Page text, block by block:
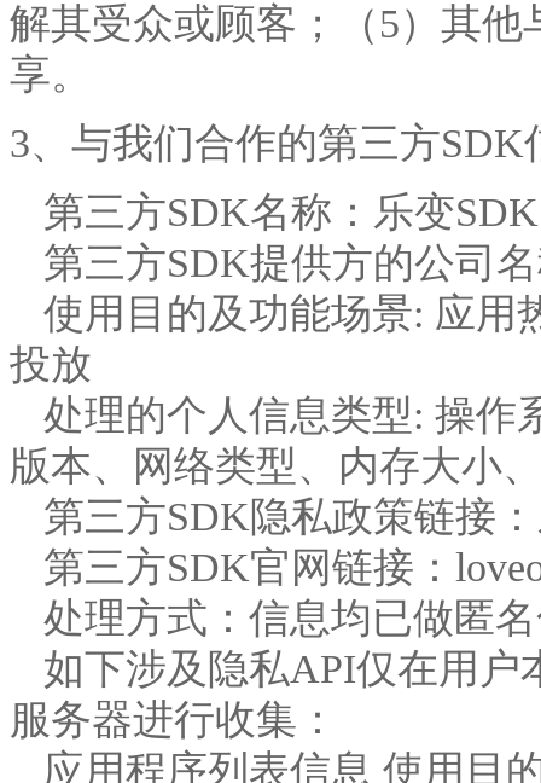
解其受众或顾客；（5）其他
享。
3、与我们合作的第三方SDK
第三方SDK名称：乐变SDK
第三方SDK提供方的公司
使用目的及功能场景: 应用
投放
处理的个人信息类型: 操作
版本、网络类型、内存大小
第三方SDK隐私政策链接
第三方SDK官网链接：
处理方式：信息均已做匿
如下涉及隐私API仅在用户
服务器进行收集：
应用程序列表信息 使用目